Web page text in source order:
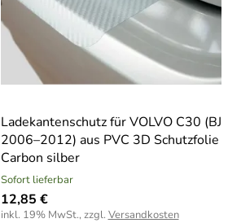
Ladekantenschutz für VOLVO C30 (BJ
2006–2012) aus PVC 3D Schutzfolie
Carbon silber
Sofort lieferbar
12,85 €
inkl. 19% MwSt., zzgl. Versandkosten